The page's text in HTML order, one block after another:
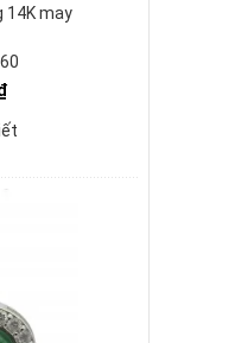
14K may